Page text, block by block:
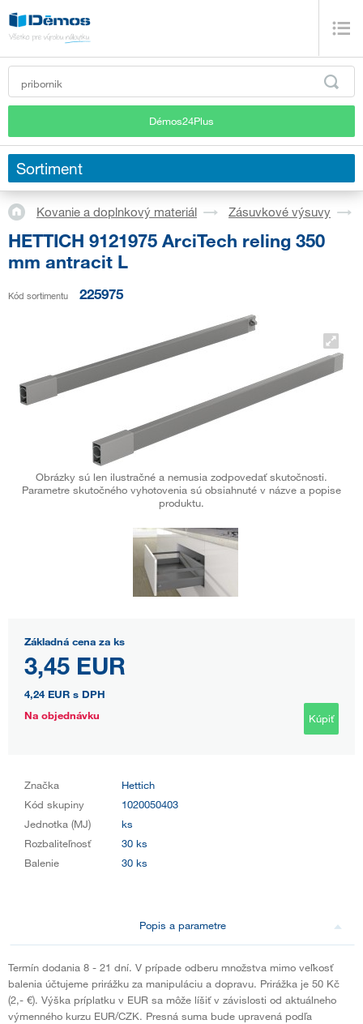
Démos24Plus
Sortiment
Kovanie a doplnkový materiál Zásuvkové výsuvy
HETTICH 9121975 ArciTech reling 350
mm antracit L
Kód sortimentu 225975
Obrázky sú len ilustračné a nemusia zodpovedať skutočnosti.
Parametre skutočného vyhotovenia sú obsiahnuté v názve a popise
produktu.
Základná cena za ks
3,45 EUR
4,24 EUR s DPH
Na objednávku
Kúpiť
Značka
Hettich
Kód skupiny
1020050403
Jednotka (MJ)
ks
Rozbaliteľnosť
30 ks
Balenie
30 ks
Popis a parametre
Termín dodania 8 - 21 dní. V prípade odberu množstva mimo veľkosť
balenia účtujeme prirážku za manipuláciu a dopravu. Prirážka je 50 Kč
(2,- €). Výška príplatku v EUR sa môže líšiť v závislosti od aktuálneho
výmenného kurzu EUR/CZK. Presná suma bude upravená podľa